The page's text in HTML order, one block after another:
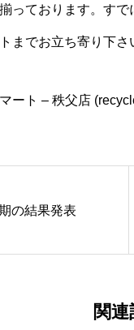
っております。す
までお立ち寄り下さ
ート – 秩父店
の結果発表
関